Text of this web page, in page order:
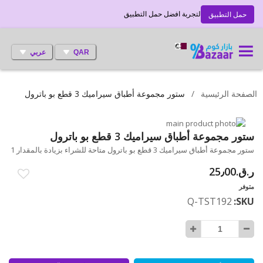
حمل التطبيق لتجربة افضل حمل التطبيق
QAR عربي
الصفحة الرئيسية ستور مجموعة أطباق سيراميك 3 قطع بو باترول
انتقل
إلى
النهاية
معرض
الصور
تخطي
إلى
بداية
معرض
الصور
ستور مجموعة أطباق سيراميك 3 قطع بو باترول
ستور مجموعة أطباق سيراميك 3 قطع بو باترول متاحة للشراء بزيادة بالمقدار 1
ر.ق.‏25٫00
متوفر
SKU
Q-TST192